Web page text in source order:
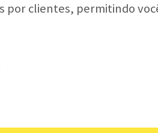
por clientes, permitindo